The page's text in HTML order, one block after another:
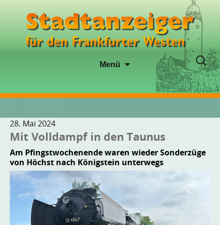
Menü
springen
Suchen
nach:
28. Mai 2024
Mit Volldampf in den Taunus
Am Pfingstwochenende waren wieder Sonderzüge
von Höchst nach Königstein unterwegs